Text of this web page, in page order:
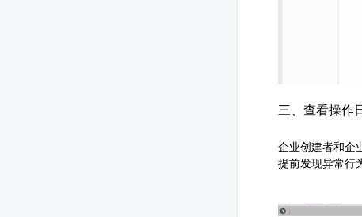
三、查看操作
企业创建者和企
提前发现异常行